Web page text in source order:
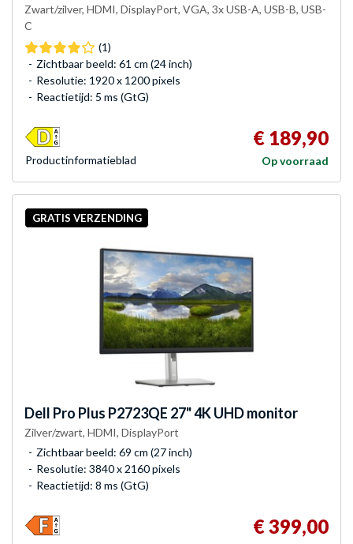
Zwart/zilver, HDMI, DisplayPort, VGA, 3x USB-A, USB-B, USB-
C
(1)
Zichtbaar beeld: 61 cm (24 inch)
Resolutie: 1920 x 1200 pixels
Reactietijd: 5 ms (GtG)
€ 189,90
Op voorraad
Product­informatieblad
GRATIS VERZENDING
Dell Pro Plus P2723QE 27" 4K UHD monitor
Zilver/zwart, HDMI, DisplayPort
Zichtbaar beeld: 69 cm (27 inch)
Resolutie: 3840 x 2160 pixels
Reactietijd: 8 ms (GtG)
€ 399,00